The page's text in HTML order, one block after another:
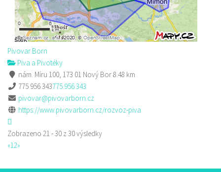
Pivovar Born
Piva a Pivotéky
nám. Míru 100, 173 01 Nový Bor8.48 km
775 956 343775 956 343
pivovar@pivovarborn.cz
https://www.pivovarborn.cz/rozvoz-piva
Zobrazeno 21 - 30 z 30 výsledky
«12»